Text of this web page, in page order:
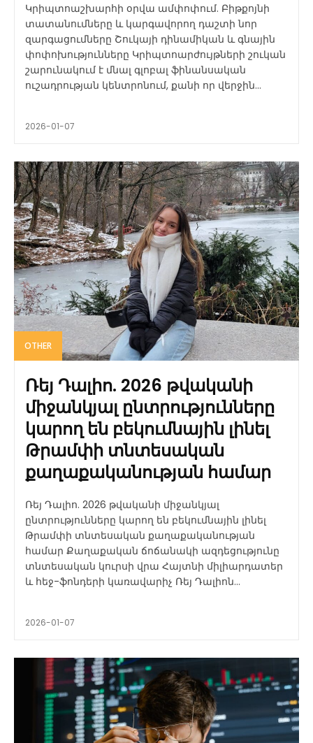
Կրիպտոաշխարհի օրվա ամփոփում. Բիթքոյնի
տատանումները և կարգավորող դաշտի նոր
զարգացումները Շուկայի դինամիկան և գնային
փոփոխությունները Կրիպտոարժույթների շուկան
շարունակում է մնալ գլոբալ ֆինանսական
ուշադրության կենտրոնում, քանի որ վերջին...
2026-01-07
OTHER
Ռեյ Դալիո. 2026 թվականի
միջանկյալ ընտրությունները
կարող են բեկումնային լինել
Թրամփի տնտեսական
քաղաքականության համար
Ռեյ Դալիո. 2026 թվականի միջանկյալ
ընտրությունները կարող են բեկումնային լինել
Թրամփի տնտեսական քաղաքականության
համար Քաղաքական ճոճանակի ազդեցությունը
տնտեսական կուրսի վրա Հայտնի միլիարդատեր
և հեջ-ֆոնդերի կառավարիչ Ռեյ Դալիոն...
2026-01-07